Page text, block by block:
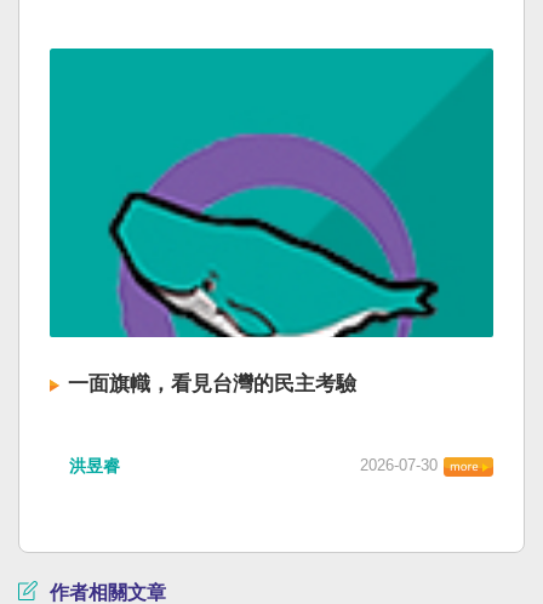
一面旗幟，看見台灣的民主考驗
洪昱睿 2026-07-30
作者相關文章